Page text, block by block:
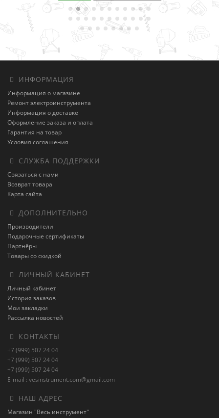
ИНФОРМАЦИЯ
Информация о магазине
Ремонт электроинструмента
Информация о доставке
Оформление заказа и оплата
Гарантия на товар
Условия соглашения
СЛУЖБА ПОДДЕРЖКИ
Связаться с нами
Возврат товара
Карта сайта
ДОПОЛНИТЕЛЬНО
Производители
Подарочные сертификаты
Партнёры
Товары со скидкой
ЛИЧНЫЙ КАБИНЕТ
Личный кабинет
История заказов
Мои закладки
Рассылка новостей
КОНТАКТЫ
+7 (999) 507 24 04
+7 (999) 507 24 04
+7 (999) 507 24 04
E-mail : vesinstrument.com@gmail.com
НАШ АДРЕС
Магазин "Весь инструмент"